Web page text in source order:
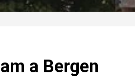
a Bergen